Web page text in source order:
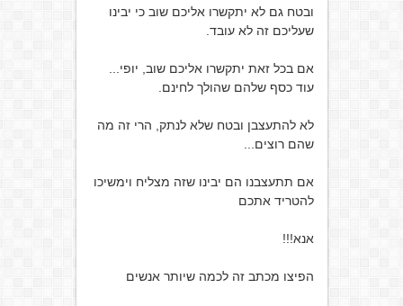
ובטח גם לא יתקשרו אליכם שוב כי יבינו
שעליכם זה לא עובד.
אם בכל זאת יתקשרו אליכם שוב, יופי...
עוד כסף שלהם שהולך לחינם.
לא להתעצבן ובטח שלא לנתק, הרי זה מה
שהם רוצים...
אם תתעצבנו הם יבינו שזה מצליח וימשיכו
להטריד אתכם
אנא!!!
הפיצו מכתב זה לכמה שיותר אנשים